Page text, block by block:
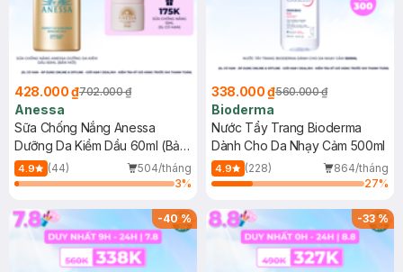
428.000 ₫702.000 ₫
Anessa
Sữa Chống Nắng Anessa
Dưỡng Da Kiềm Dầu 60ml (Bản
Mới)
4.9 (44)
504/tháng
3%
338.000 ₫560.000 ₫
Bioderma
Nước Tẩy Trang Bioderma
Dành Cho Da Nhạy Cảm 500ml
4.9 (228)
864/tháng
27%
-40% -33%